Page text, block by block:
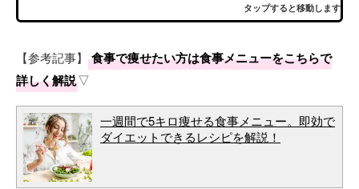
タップすると移動します
【参考記事】
食事で痩せたい方は食事メニューをこちらで
詳しく解説▽
一週間で5キロ痩せる食事メニュー。即効で
ダイエットできるレシピを解説！